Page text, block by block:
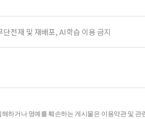
전재 및 재배포, AI학습 이용 금지